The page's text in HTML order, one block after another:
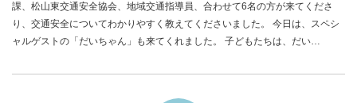
課、松山東交通安全協会、地域交通指導員、合わせて6名の方が来てくださ
り、交通安全についてわかりやすく教えてくださいました。 今日は、スペシ
ャルゲストの「だいちゃん」も来てくれました。 子どもたちは、だい…